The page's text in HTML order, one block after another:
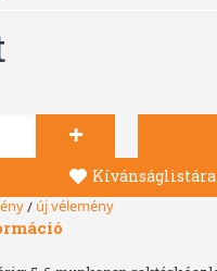
+
Kívánságlistára
/ új vélemény